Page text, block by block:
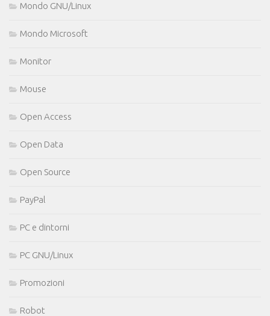
Mondo GNU/Linux
Mondo Microsoft
Monitor
Mouse
Open Access
Open Data
Open Source
PayPal
PC e dintorni
PC GNU/Linux
Promozioni
Robot